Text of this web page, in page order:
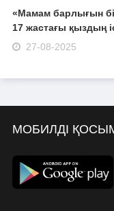
«Мамам барлығын
17 жастағы қыздың
27-08-2025
МОБИЛДІ